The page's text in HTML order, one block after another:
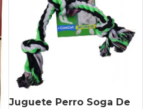
Juguete Perro Soga De